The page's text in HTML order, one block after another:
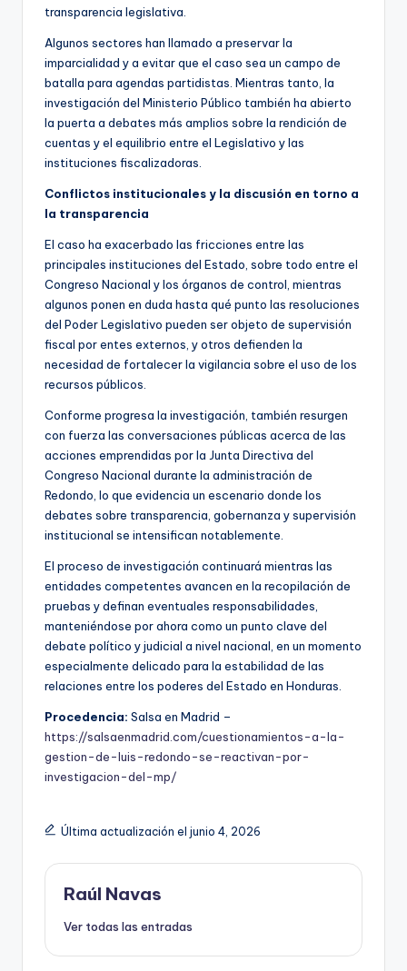
transparencia legislativa.
Algunos sectores han llamado a preservar la
imparcialidad y a evitar que el caso sea un campo de
batalla para agendas partidistas. Mientras tanto, la
investigación del Ministerio Público también ha abierto
la puerta a debates más amplios sobre la rendición de
cuentas y el equilibrio entre el Legislativo y las
instituciones fiscalizadoras.
Conflictos institucionales y la discusión en torno a
la transparencia
El caso ha exacerbado las fricciones entre las
principales instituciones del Estado, sobre todo entre el
Congreso Nacional y los órganos de control, mientras
algunos ponen en duda hasta qué punto las resoluciones
del Poder Legislativo pueden ser objeto de supervisión
fiscal por entes externos, y otros defienden la
necesidad de fortalecer la vigilancia sobre el uso de los
recursos públicos.
Conforme progresa la investigación, también resurgen
con fuerza las conversaciones públicas acerca de las
acciones emprendidas por la Junta Directiva del
Congreso Nacional durante la administración de
Redondo, lo que evidencia un escenario donde los
debates sobre transparencia, gobernanza y supervisión
institucional se intensifican notablemente.
El proceso de investigación continuará mientras las
entidades competentes avancen en la recopilación de
pruebas y definan eventuales responsabilidades,
manteniéndose por ahora como un punto clave del
debate político y judicial a nivel nacional, en un momento
especialmente delicado para la estabilidad de las
relaciones entre los poderes del Estado en Honduras.
Procedencia: Salsa en Madrid –
https://salsaenmadrid.com/cuestionamientos-a-la-
gestion-de-luis-redondo-se-reactivan-por-
investigacion-del-mp/
Última actualización el junio 4, 2026
Raúl Navas
Ver todas las entradas